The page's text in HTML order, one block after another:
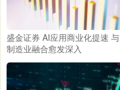
盛金证券 AI应用商业化提速 与
制造业融合愈发深入